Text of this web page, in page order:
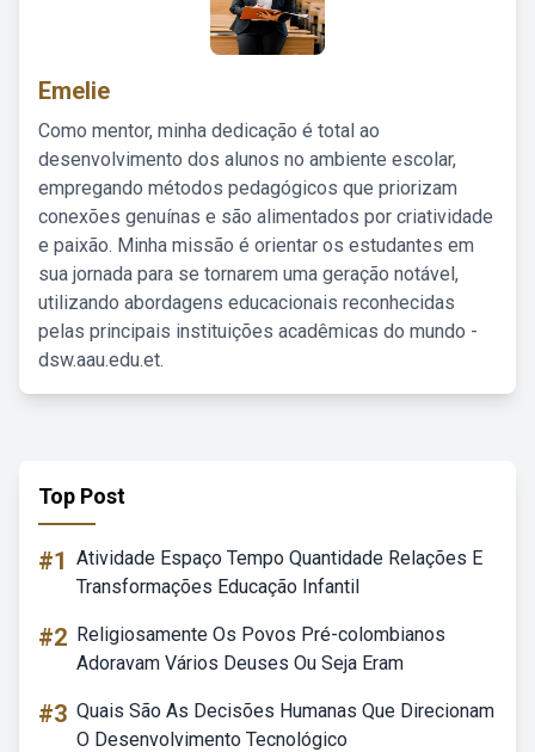
Emelie
Como mentor, minha dedicação é total ao
desenvolvimento dos alunos no ambiente escolar,
empregando métodos pedagógicos que priorizam
conexões genuínas e são alimentados por criatividade
e paixão. Minha missão é orientar os estudantes em
sua jornada para se tornarem uma geração notável,
utilizando abordagens educacionais reconhecidas
pelas principais instituições acadêmicas do mundo -
dsw.aau.edu.et.
Top Post
#1 Atividade Espaço Tempo Quantidade Relações E
Transformações Educação Infantil
#2 Religiosamente Os Povos Pré-colombianos
Adoravam Vários Deuses Ou Seja Eram
#3 Quais São As Decisões Humanas Que Direcionam
O Desenvolvimento Tecnológico